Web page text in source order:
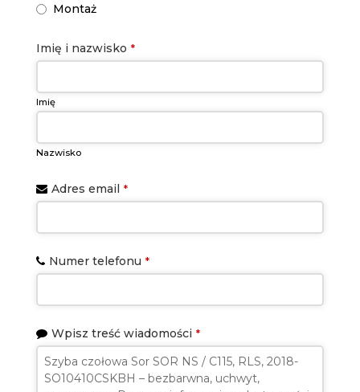
Montaż
Website
URL *
Imię i nazwisko *
Imię
Nazwisko
Adres email *
Numer telefonu *
Wpisz treść wiadomości *